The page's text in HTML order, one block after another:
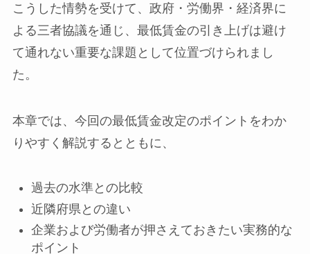
こうした情勢を受けて、政府・労働界・経済界に
よる三者協議を通じ、最低賃金の引き上げは避け
て通れない重要な課題として位置づけられまし
た。
本章では、今回の最低賃金改定のポイントをわか
りやすく解説するとともに、
過去の水準との比較
近隣府県との違い
企業および労働者が押さえておきたい実務的な
ポイント